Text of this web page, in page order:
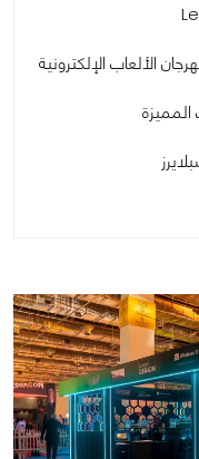
الألعاب الإلكترونية